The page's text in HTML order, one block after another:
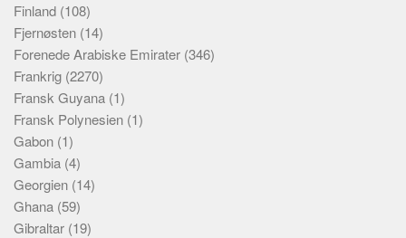
Finland (108)
Fjernøsten (14)
Forenede Arabiske Emirater (346)
Frankrig (2270)
Fransk Guyana (1)
Fransk Polynesien (1)
Gabon (1)
Gambia (4)
Georgien (14)
Ghana (59)
Gibraltar (19)